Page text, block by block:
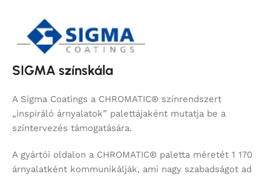
SIGMA színskála
A Sigma Coatings a CHROMATIC® színrendszert
„inspiráló árnyalatok” palettájaként mutatja be a
színtervezés támogatására.
A gyártói oldalon a CHROMATIC® paletta méretét 1 170
árnyalatként kommunikálják, ami nagy szabadságot ad